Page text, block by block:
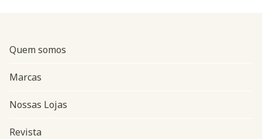
Quem somos
Marcas
Nossas Lojas
Revista